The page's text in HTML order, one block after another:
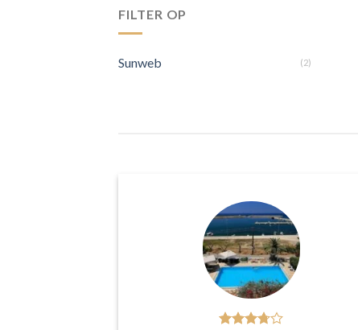
FILTER OP
Sunweb (2)